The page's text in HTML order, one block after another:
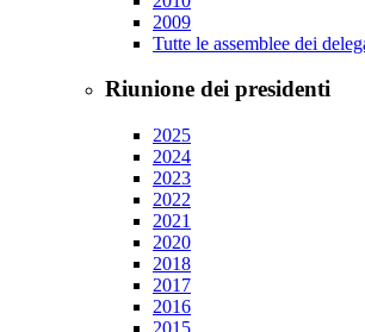
2009
Tutte le assemblee dei
Riunione dei presidenti
2025
2024
2023
2022
2021
2020
2018
2017
2016